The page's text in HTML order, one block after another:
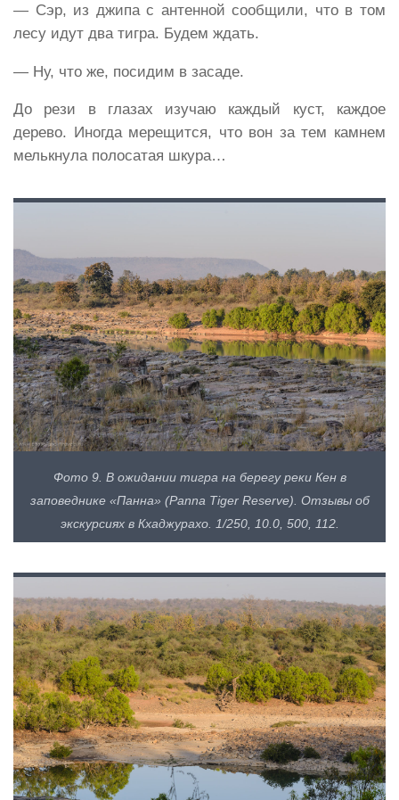
— Сэр, из джипа с антенной сообщили, что в том
лесу идут два тигра. Будем ждать.
— Ну, что же, посидим в засаде.
До рези в глазах изучаю каждый куст, каждое
дерево. Иногда мерещится, что вон за тем камнем
мелькнула полосатая шкура…
Фото 9. В ожидании тигра на берегу реки Кен в
заповеднике «Панна» (Panna Tiger Reserve). Отзывы об
экскурсиях в Кхаджурахо. 1/250, 10.0, 500, 112.